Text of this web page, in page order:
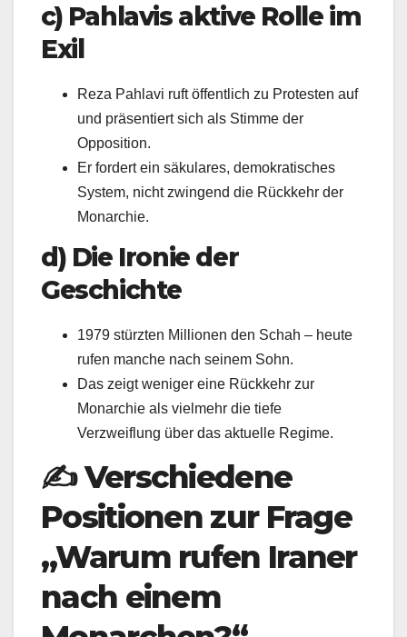
c) Pahlavis aktive Rolle im
Exil
Reza Pahlavi ruft öffentlich zu Protesten auf
und präsentiert sich als Stimme der
Opposition.
Er fordert ein säkulares, demokratisches
System, nicht zwingend die Rückkehr der
Monarchie.
d) Die Ironie der
Geschichte
1979 stürzten Millionen den Schah – heute
rufen manche nach seinem Sohn.
Das zeigt weniger eine Rückkehr zur
Monarchie als vielmehr die tiefe
Verzweiflung über das aktuelle Regime.
✍️Verschiedene
Positionen zur Frage
„Warum rufen Iraner
nach einem